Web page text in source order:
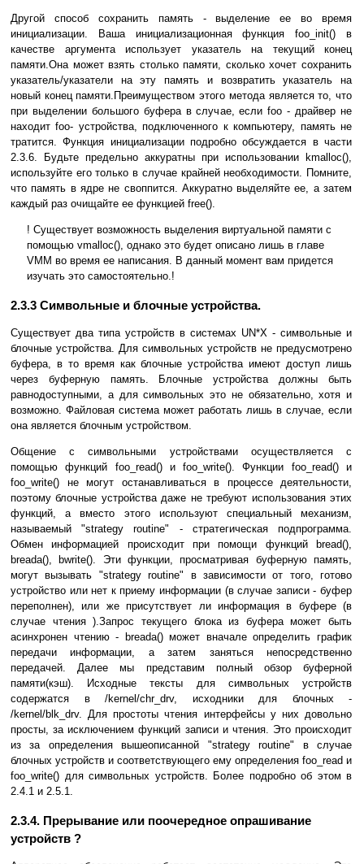
Другой способ сохранить память - выделение ее во время
инициализации. Ваша инициализационная функция foo_init() в
качестве аргумента использует указатель на текущий конец
памяти.Она может взять столько памяти, сколько хочет сохранить
указатель/указатели на эту память и возвратить указатель на
новый конец памяти.Преимуществом этого метода является то, что
при выделении большого буфера в случае, если foo - драйвер не
находит foo- устройства, подключенного к компьютеру, память не
тратится. Функция инициализации подробно обсуждается в части
2.3.6. Будьте предельно аккуратны при использовании kmalloc(),
используйте его только в случае крайней необходимости. Помните,
что память в ядре не своппится. Аккуратно выделяйте ее, а затем
каждый раз очищайте ее функцией frее().
! Существует возможность выделения виртуальной памяти с
помощью vmalloc(), однако это будет описано лишь в главе
VMM во время ее написания. В данный момент вам придется
изучать это самостоятельно.!
2.3.3 Символьные и блочные устройства.
Существует два типа устройств в системах UN*X - символьные и
блочные устройства. Для символьных устройств не предусмотрено
буфера, в то время как блочные устройства имеют доступ лишь
через буферную память. Блочные устройства должны быть
равнодоступными, а для символьных это не обязательно, хотя и
возможно. Файловая система может работать лишь в случае, если
она является блочным устройством.
Общение с символьными устройствами осуществляется с
помощью функций foo_read() и foo_write(). Функции foo_read() и
foo_write() не могут останавливаться в процессе деятельности,
поэтому блочные устройства даже не требуют использования этих
функций, а вместо этого используют специальный механизм,
называемый "strategy routine" - стратегическая подпрограмма.
Обмен информацией происходит при помощи функций bread(),
breada(), bwrite(). Эти функции, просматривая буферную память,
могут вызывать "strategy routine" в зависимости от того, готово
устройство или нет к приему информации (в случае записи - буфер
переполнен), или же присутствует ли информация в буфере (в
случае чтения ).Запрос текущего блока из буфера может быть
асинхронен чтению - breada() может вначале определить график
передачи информации, а затем заняться непосредственно
передачей. Далее мы представим полный обзор буферной
памяти(кэш). Исходные тексты для символьных устройств
содержатся в /kernel/chr_drv, исходники для блочных -
/kernel/blk_drv. Для простоты чтения интерфейсы у них довольно
просты, за исключением функций записи и чтения. Это происходит
из за определения вышеописанной "strategy routine" в случае
блочных устройств и соответствующего ему определения foo_read и
foo_write() для символьных устройств. Более подробно об этом в
2.4.1 и 2.5.1.
2.3.4. Прерывание или поочередное опрашивание
устройств ?